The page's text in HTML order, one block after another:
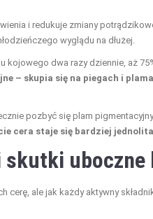
i redukuje zmiany
wyglądu na dłużej.
dwa razy dziennie, aż
– skupia się na piegach i
pozbyć się plam
cera staje się bardziej
uboczne
cerę, ale jak każdy aktywny